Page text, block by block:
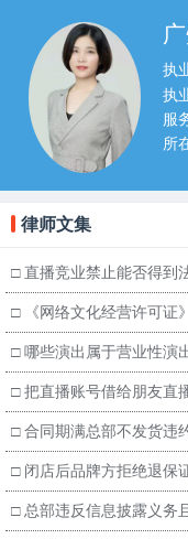
执
执
服
所
律师文集
□直播竞业禁止能否得到
□ 《网络文化经营许可证
□哪些演出属于营业性演
□把直播账号借给朋友直
□合同期满总部不发货违
□ 闭店后品牌方拒绝退保
□ 总部违反信息披露义务